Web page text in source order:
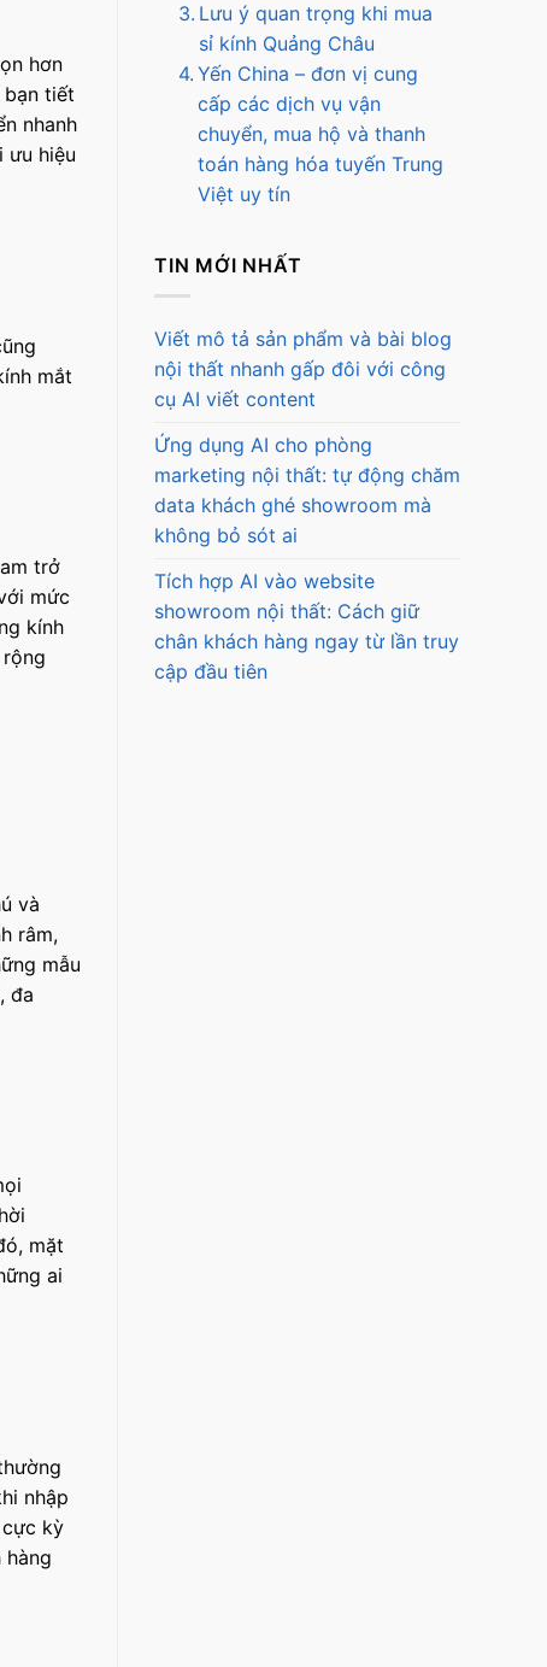
hơn
bạn tiết
nhanh
ưu hiệu
mắt
trở
mức
kính
và
râm,
mẫu
đa
mặt
ai
nhập
kỳ
Lưu ý quan trọng khi mua
sỉ kính Quảng Châu
Yến China – đơn vị cung
cấp các dịch vụ vận
chuyển, mua hộ và thanh
toán hàng hóa tuyến Trung
Việt uy tín
TIN MỚI NHẤT
Viết mô tả sản phẩm và bài blog
nội thất nhanh gấp đôi với công
cụ AI viết content
Ứng dụng AI cho phòng
marketing nội thất: tự động chăm
data khách ghé showroom mà
không bỏ sót ai
Tích hợp AI vào website
showroom nội thất: Cách giữ
chân khách hàng ngay từ lần truy
cập đầu tiên